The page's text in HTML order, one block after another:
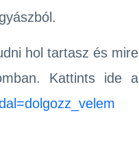
hol tartasz és mire
Kattints ide a